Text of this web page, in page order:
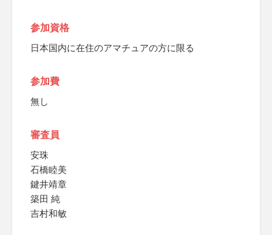
参加資格
日本国内に在住のアマチュアの方に限る
参加費
無し
審査員
安珠
石橋睦美
鍵井靖章
築田 純
吉村和敏